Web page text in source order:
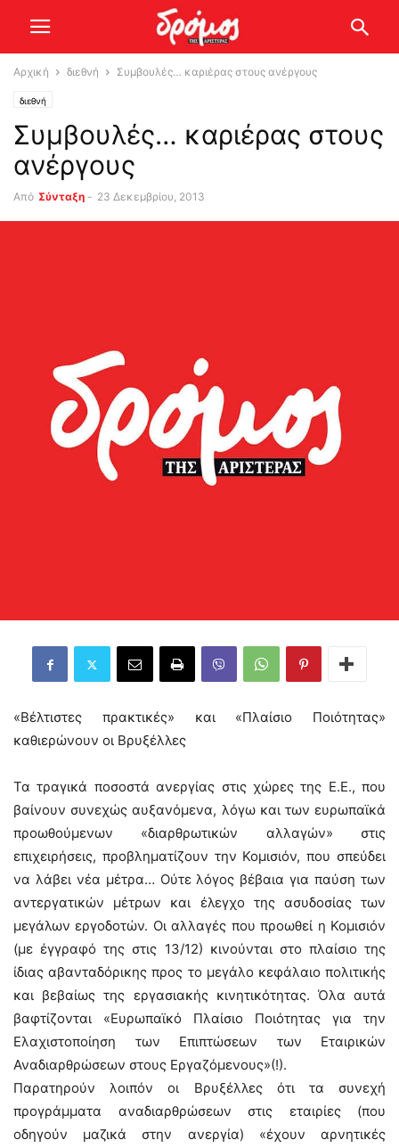
Αρχική διεθνή Συμβουλές… καριέρας στους ανέργους
διεθνή
Συμβουλές… καριέρας στους
ανέργους
Από Σύνταξη - 23 Δεκεμβρίου, 2013
«Βέλτιστες πρακτικές» και «Πλαίσιο Ποιότητας»
καθιερώνουν οι Βρυξέλλες
Τα τραγικά ποσοστά ανεργίας στις χώρες της Ε.Ε., που
βαίνουν συνεχώς αυξανόμενα, λόγω και των ευρωπαϊκά
προωθούμενων «διαρθρωτικών αλλαγών» στις
επιχειρήσεις, προβληματίζουν την Κομισιόν, που σπεύδει
να λάβει νέα μέτρα… Ούτε λόγος βέβαια για παύση των
αντεργατικών μέτρων και έλεγχο της ασυδοσίας των
μεγάλων εργοδοτών. Οι αλλαγές που προωθεί η Κομισιόν
(με έγγραφό της στις 13/12) κινούνται στο πλαίσιο της
ίδιας αβανταδόρικης προς το μεγάλο κεφάλαιο πολιτικής
και βεβαίως της εργασιακής κινητικότητας. Όλα αυτά
βαφτίζονται «Ευρωπαϊκό Πλαίσιο Ποιότητας για την
Ελαχιστοποίηση των Επιπτώσεων των Εταιρικών
Αναδιαρθρώσεων στους Εργαζόμενους»(!).
Παρατηρούν λοιπόν οι Βρυξέλλες ότι τα συνεχή
προγράμματα αναδιαρθρώσεων στις εταιρίες (που
οδηγούν μαζικά στην ανεργία) «έχουν αρνητικές